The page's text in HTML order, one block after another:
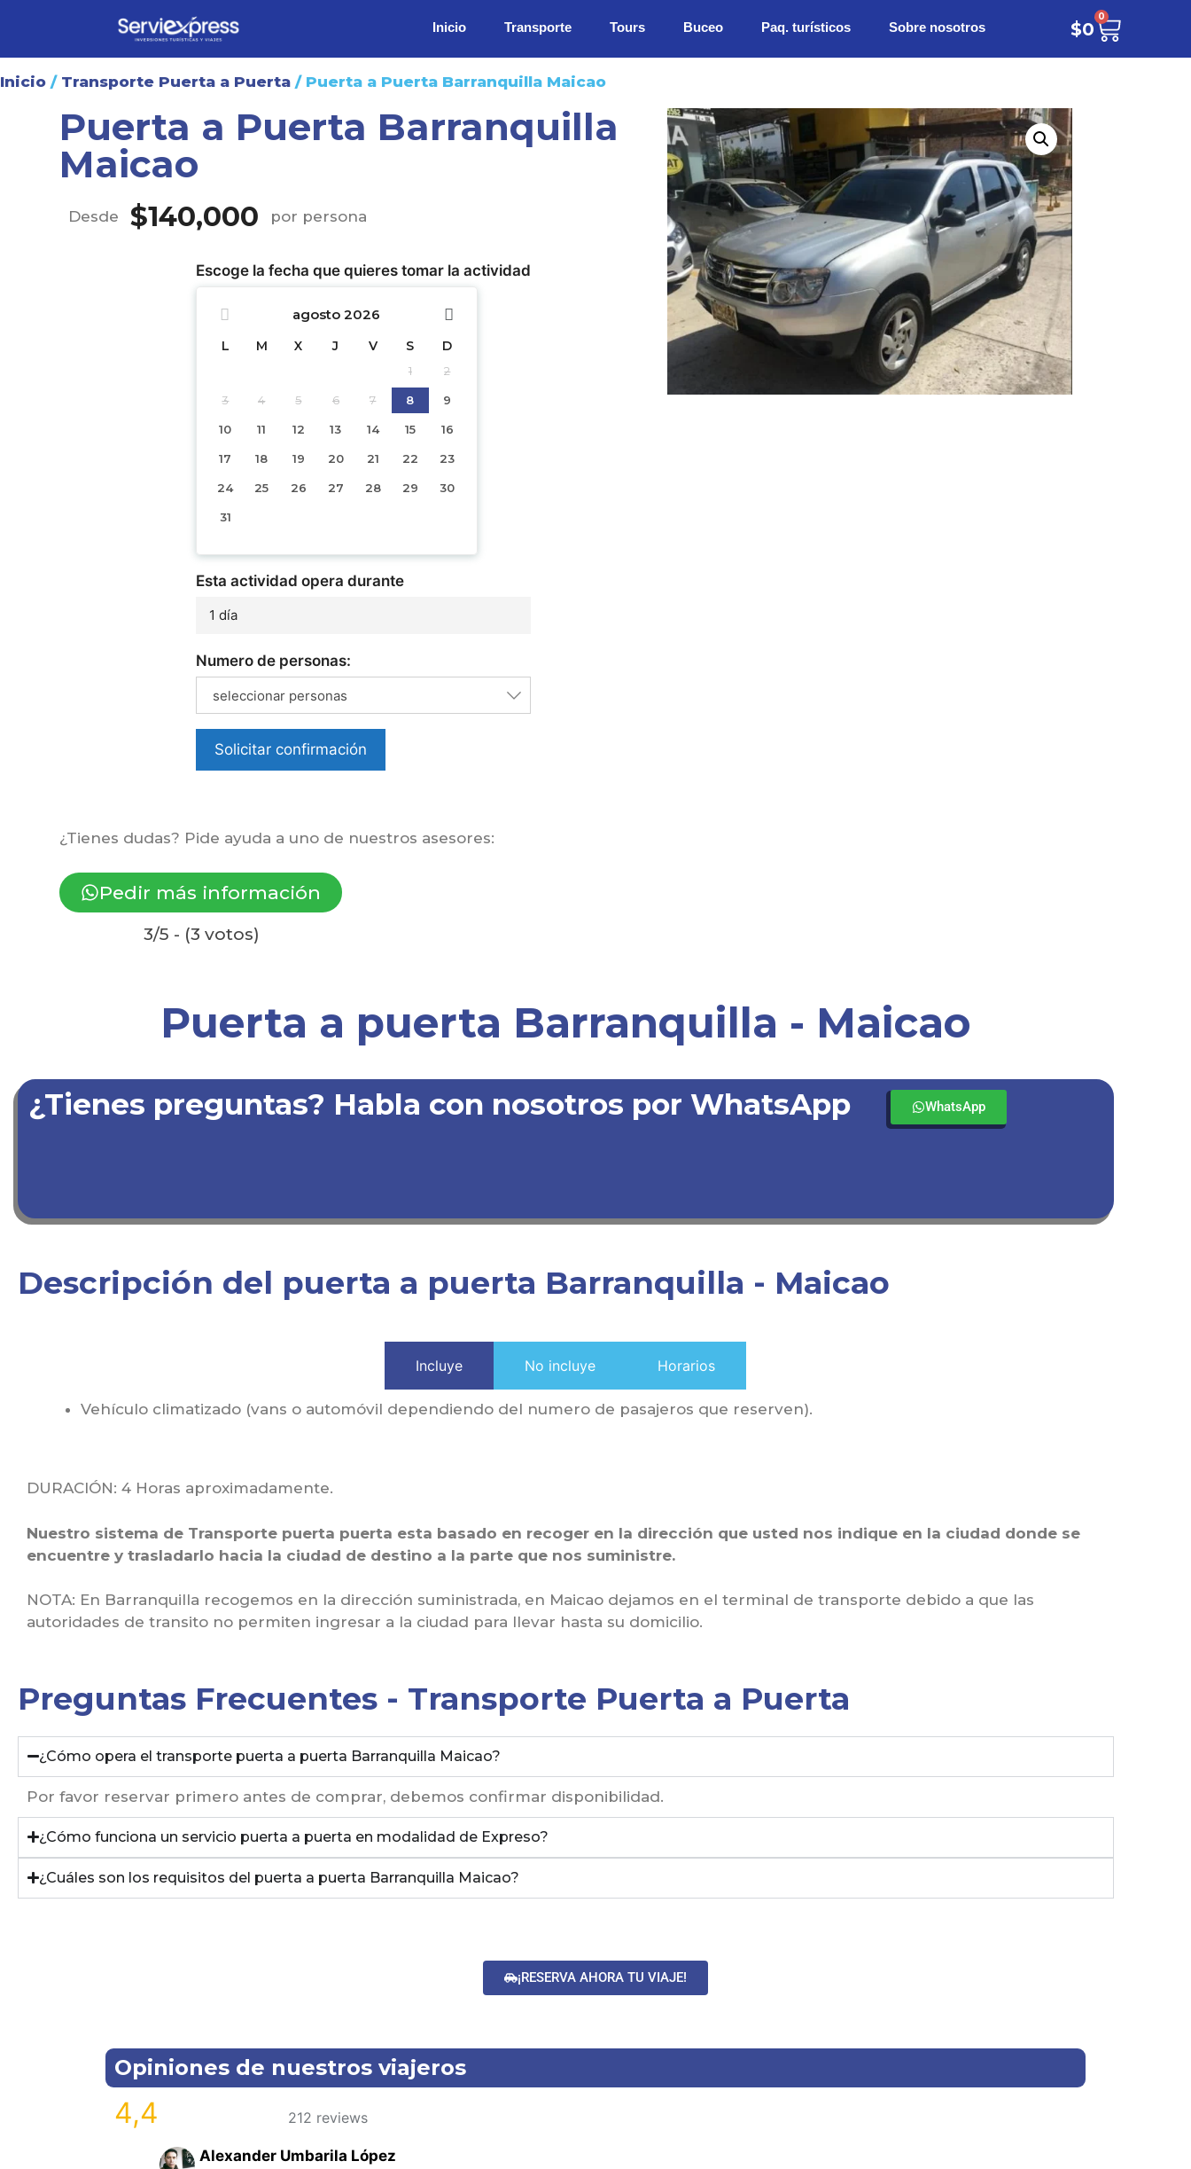
Inicio Transporte Tours Buceo Paq. turísticos Sobre nosotros $0
0
Inicio / Transporte Puerta a Puerta / Puerta a Puerta Barranquilla Maicao
Puerta a Puerta Barranquilla
Maicao
Desde $140,000 por persona
Escoge la fecha que quieres tomar la actividad
agosto 2026
L M X J V S D
1 2
3 4 5 6 7 8 9
10 11 12 13 14 15 16
17 18 19 20 21 22 23
24 25 26 27 28 29 30
31
Esta actividad opera durante
1 día
Numero de personas:
seleccionar personas
Solicitar confirmación
¿Tienes dudas? Pide ayuda a uno de nuestros asesores:
Pedir más información
3/5 - (3 votos)
Puerta a puerta Barranquilla - Maicao
¿Tienes preguntas? Habla con nosotros por WhatsApp WhatsApp
Descripción del puerta a puerta Barranquilla - Maicao
Incluye No incluye Horarios
Vehículo climatizado (vans o automóvil dependiendo del numero de pasajeros que reserven).
DURACIÓN: 4 Horas aproximadamente.
Nuestro sistema de Transporte puerta puerta esta basado en recoger en la dirección que usted nos indique en la ciudad donde se
encuentre y trasladarlo hacia la ciudad de destino a la parte que nos suministre.
NOTA: En Barranquilla recogemos en la dirección suministrada, en Maicao dejamos en el terminal de transporte debido a que las
autoridades de transito no permiten ingresar a la ciudad para llevar hasta su domicilio.
Preguntas Frecuentes - Transporte Puerta a Puerta
¿Cómo opera el transporte puerta a puerta Barranquilla Maicao?
Por favor reservar primero antes de comprar, debemos confirmar disponibilidad.
¿Cómo funciona un servicio puerta a puerta en modalidad de Expreso?
¿Cuáles son los requisitos del puerta a puerta Barranquilla Maicao?
¡RESERVA AHORA TU VIAJE!
Opiniones de nuestros viajeros
4,4 212 reviews
Alexander Umbarila López